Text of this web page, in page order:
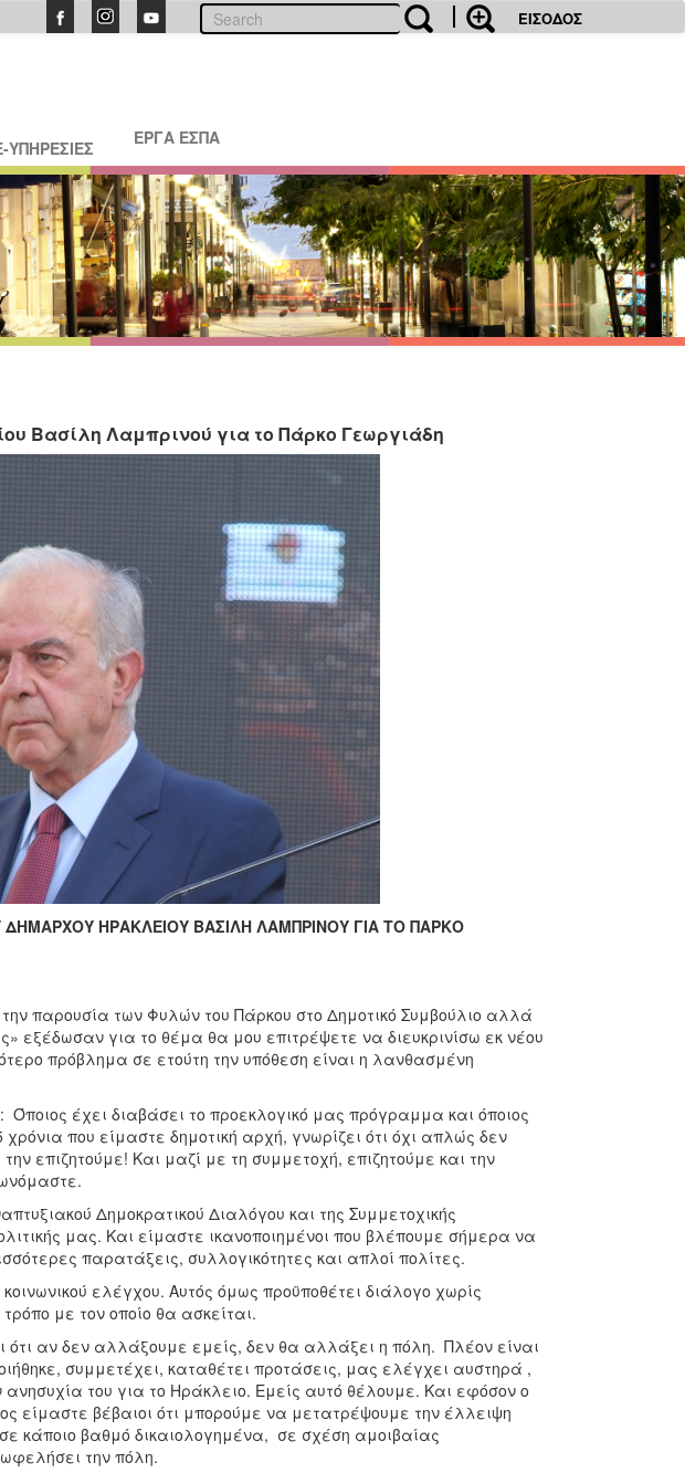
ΕΙΣΟΔΟΣ
ΥΠΗΡΕΣΙΕΣ ΕΡΓΑ ΕΣΠΑ
Βασίλη Λαμπρινού για το Πάρκο Γεωργιάδη
ΗΡΑΚΛΕΙΟΥ ΒΑΣΙΛΗ ΛΑΜΠΡΙΝΟΥ ΓΙΑ ΤΟ ΠΑΡΚΟ
παρουσία των Φυλών του Πάρκου στο Δημοτικό Συμβούλιο αλλά
εξέδωσαν για το θέμα θα μου επιτρέψετε να διευκρινίσω εκ νέου
πρόβλημα σε ετούτη την υπόθεση είναι η λανθασμένη
έχει διαβάσει το προεκλογικό μας πρόγραμμα και όποιος
που είμαστε δημοτική αρχή, γνωρίζει ότι όχι απλώς δεν
επιζητούμε! Και μαζί με τη συμμετοχή, επιζητούμε και την
Δημοκρατικού Διαλόγου και της Συμμετοχικής
μας. Και είμαστε ικανοποιημένοι που βλέπουμε σήμερα να
παρατάξεις, συλλογικότητες και απλοί πολίτες.
ελέγχου. Αυτός όμως προϋποθέτει διάλογο χωρίς
με τον οποίο θα ασκείται.
ότι αν δεν αλλάξουμε εμείς, δεν θα αλλάξει η πόλη. Πλέον είναι
συμμετέχει, καταθέτει προτάσεις, μας ελέγχει αυστηρά ,
του για το Ηράκλειο. Εμείς αυτό θέλουμε. Και εφόσον ο
είμαστε βέβαιοι ότι μπορούμε να μετατρέψουμε την έλλειψη
κάποιο βαθμό δικαιολογημένα, σε σχέση αμοιβαίας
την πόλη.